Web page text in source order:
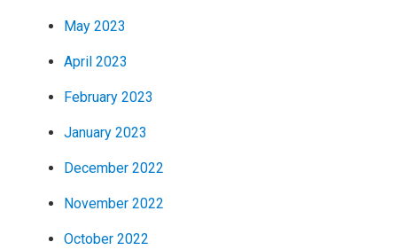
May 2023
April 2023
February 2023
January 2023
December 2022
November 2022
October 2022